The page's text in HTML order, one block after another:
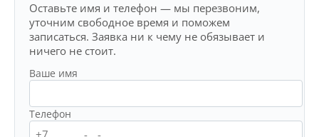
Оставьте имя и телефон — мы перезвоним,
уточним свободное время и поможем
записаться. Заявка ни к чему не обязывает и
ничего не стоит.
Ваше имя
Телефон